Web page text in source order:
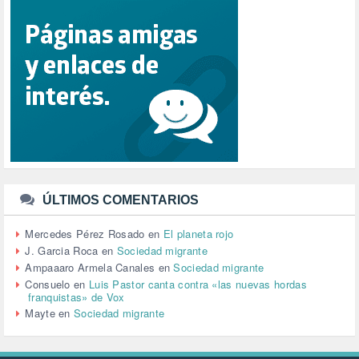
RELIGIÓN (114)
REPUBLICA (1)
SALUD (108)
SENSIBILIZACIÓN (576)
SINDICATOS (12)
TTIP (6)
URBANISMO (1)
URBANIZACIÓN (1)
VEJEZ (1)
VENEZUELA (3)
VENEZULA (1)
VIAJES (1)
VIOLENCIA (2)
VIOLENCIA DE GÉNERO (223)
VIVIENDA (9)
VOLODIMIR ZELENSKY (1)
ÚLTIMOS COMENTARIOS
Mercedes Pérez Rosado en El planeta rojo
J. Garcia Roca en Sociedad migrante
Ampaaaro Armela Canales enSociedad migrante
Consuelo en Luis Pastor canta contra «las nuevas hordas
franquistas» de Vox
MayteenSociedad migrante